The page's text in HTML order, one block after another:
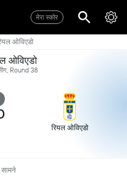
मेरा स्कोर
ओविएडो
ओविएडो
Round 38
रियल ओविएडो